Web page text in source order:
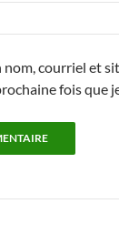
courriel et
fois que